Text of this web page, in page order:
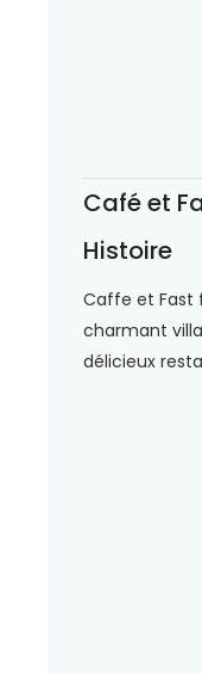
Café et
Histoire
Caffe et Fast
charmant
délicieux